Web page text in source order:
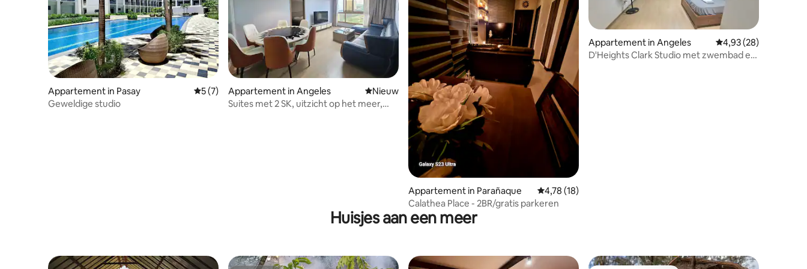
Appartement in Pasay Gemiddelde beoordeling van 5 uit 5, 7 recensies
5 (7)
Geweldige studio
Appartement in Angeles Nieuwe accommodatie
Nieuw
Suites met 2 SK, uitzicht op het meer,
Appartement in Parañaque Gemiddelde beoordeling van 4,78 uit 5, 18 recensies
4,78 (18)
Calathea Place - 2BR/gratis parkeren
Appartement in Angeles Gemiddelde
4,93 (28)
D'Heights Clark Studio met zwembad en
Huisjes aan een meer